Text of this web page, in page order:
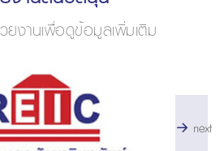
งานเพื่อดูข้อมูลเพิ่มเติม
next